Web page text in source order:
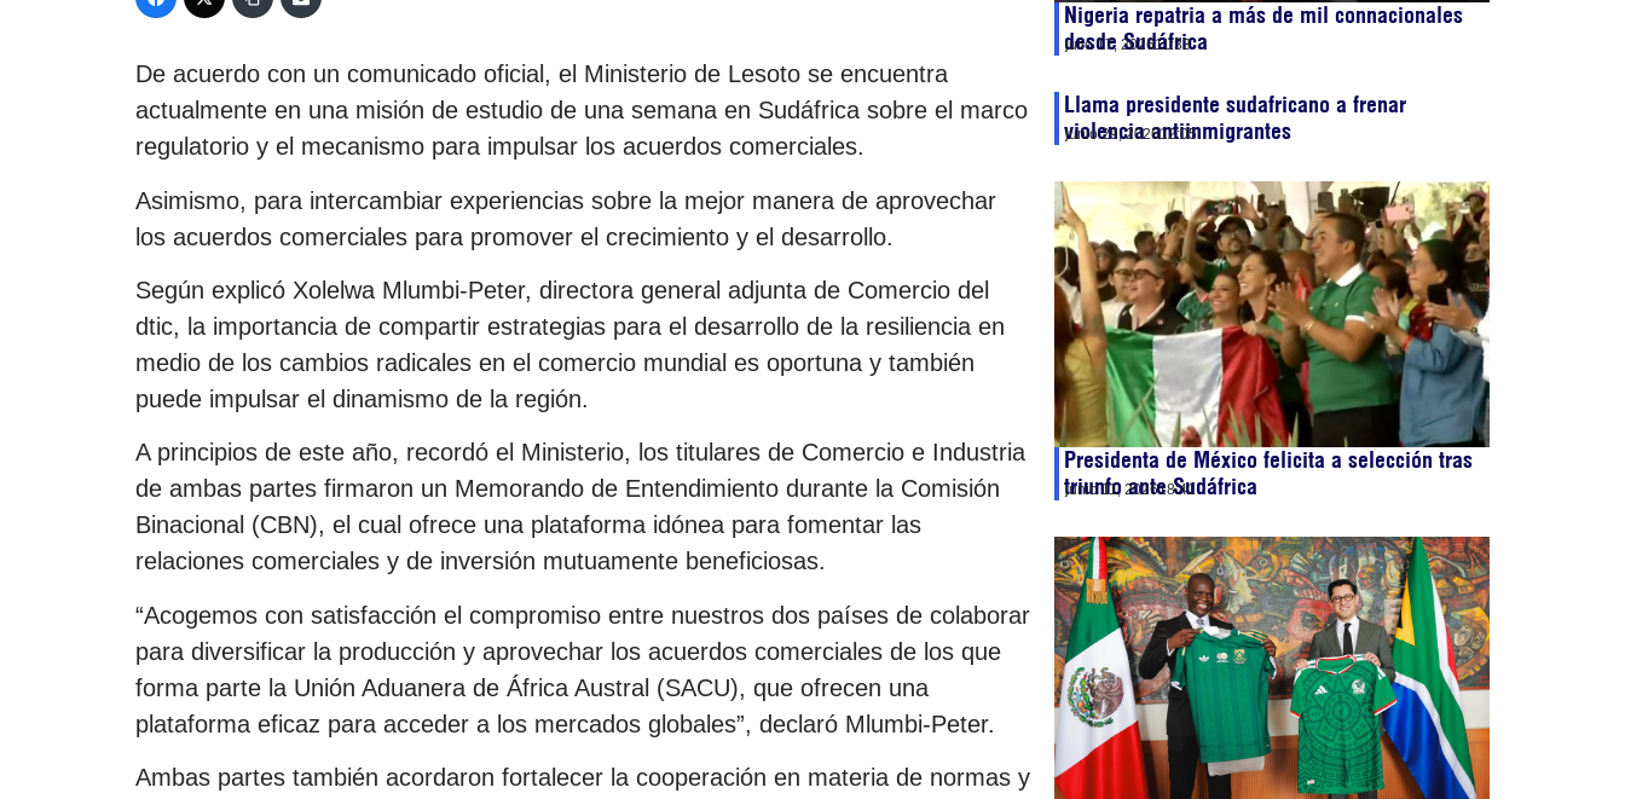
De acuerdo con un comunicado oficial, el Ministerio de Lesoto se encuentra
actualmente en una misión de estudio de una semana en Sudáfrica sobre el marco
regulatorio y el mecanismo para impulsar los acuerdos comerciales.
Asimismo, para intercambiar experiencias sobre la mejor manera de aprovechar
los acuerdos comerciales para promover el crecimiento y el desarrollo.
Según explicó Xolelwa Mlumbi-Peter, directora general adjunta de Comercio del
dtic, la importancia de compartir estrategias para el desarrollo de la resiliencia en
medio de los cambios radicales en el comercio mundial es oportuna y también
puede impulsar el dinamismo de la región.
A principios de este año, recordó el Ministerio, los titulares de Comercio e Industria
de ambas partes firmaron un Memorando de Entendimiento durante la Comisión
Binacional (CBN), el cual ofrece una plataforma idónea para fomentar las
relaciones comerciales y de inversión mutuamente beneficiosas.
“Acogemos con satisfacción el compromiso entre nuestros dos países de colaborar
para diversificar la producción y aprovechar los acuerdos comerciales de los que
forma parte la Unión Aduanera de África Austral (SACU), que ofrecen una
plataforma eficaz para acceder a los mercados globales”, declaró Mlumbi-Peter.
Ambas partes también acordaron fortalecer la cooperación en materia de normas y
Nigeria repatria a más de mil connacionales
desde Sudáfrica
julio 17, 202611:33
Llama presidente sudafricano a frenar
violencia antiinmigrantes
junio 29, 202612:05
Presidenta de México felicita a selección tras
triunfo ante Sudáfrica
junio 11, 202618:41